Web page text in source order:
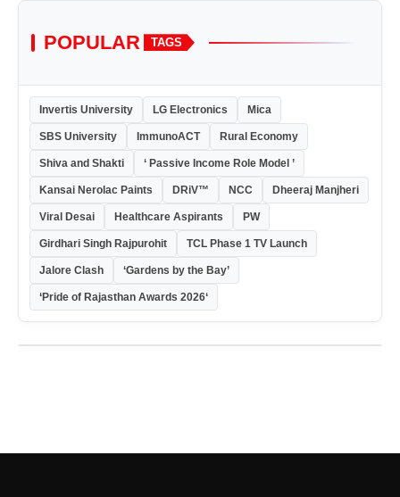
POPULAR TAGS
Invertis University LG Electronics Mica
SBS University ImmunoACT Rural Economy
Shiva and Shakti ‘ Passive Income Role Model ’
Kansai Nerolac Paints DRiV™ NCC Dheeraj Manjheri
Viral Desai Healthcare Aspirants PW
Girdhari Singh Rajpurohit TCL Phase 1 TV Launch
Jalore Clash ‘Gardens by the Bay’
‘Pride of Rajasthan Awards 2026‘